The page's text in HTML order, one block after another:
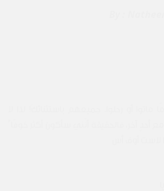
أو رحلوا. جميعهم باستثنائكَ! لذا لا
أحدٍ آخر، فالحقيقة أنّني سأكون أكثر خوفًا"
أوف أس